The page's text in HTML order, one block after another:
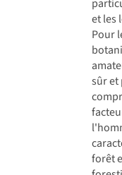
et les
Pour
sûr et
forêt